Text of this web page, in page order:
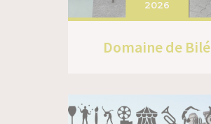
2026
Domaine de Bilé